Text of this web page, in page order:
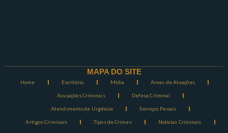
MAPA DO SITE
Home Escritório Mídia Áreas de Atuações
Acusações Criminais Defesa Criminal
Atendimento de Urgência Serviços Penais
Artigos Criminais Tipos de Crimes Notícias Criminais